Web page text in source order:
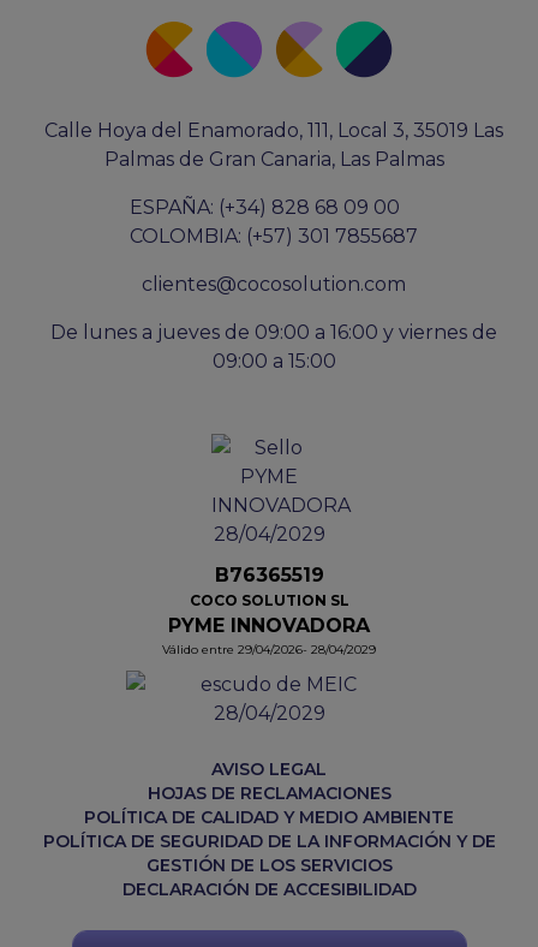
Calle Hoya del Enamorado, 111, Local 3, 35019 Las
Palmas de Gran Canaria, Las Palmas
ESPAÑA: (+34) 828 68 09 00
COLOMBIA: (+57) 301 7855687
clientes@cocosolution.com
De lunes a jueves de 09:00 a 16:00 y viernes de
09:00 a 15:00
B76365519
COCO SOLUTION SL
PYME INNOVADORA
Válido entre 29/04/2026- 28/04/2029
AVISO LEGAL
HOJAS DE RECLAMACIONES
POLÍTICA DE CALIDAD Y MEDIO AMBIENTE
POLÍTICA DE SEGURIDAD DE LA INFORMACIÓN Y DE
GESTIÓN DE LOS SERVICIOS
DECLARACIÓN DE ACCESIBILIDAD